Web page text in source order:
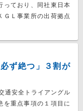
っており、同社東日本
ＧＬ事業所の出荷拠点
ず絶つ」３割が
通安全トライアングル
を重点事項の１項目に